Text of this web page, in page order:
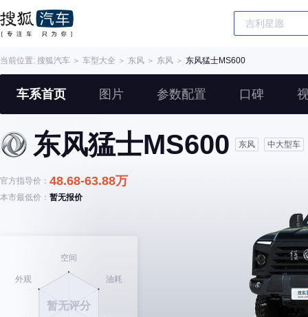
当前位置: 搜狐汽车 ＞ 车型大全 ＞ 东风 ＞ 东风 ＞ 东风猛士MS600
车系首页 图片 参数配置 口碑
东风猛士MS600 东风 中大型车
官方指导价： 48.68-63.88万
本市最低价： 暂无报价